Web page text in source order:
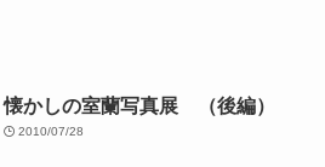
懐かしの室蘭写真展 （後編）
2010/07/28